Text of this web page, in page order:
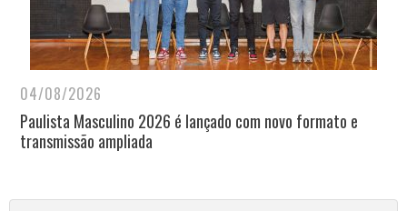
04/08/2026
Paulista Masculino 2026 é lançado com novo formato e
transmissão ampliada